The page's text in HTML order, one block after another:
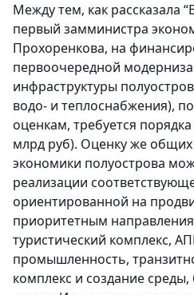
Между тем, как рассказала
первый замминистра
Прохоренкова, на
первоочередной
инфраструктуры
водо- и теплоснабжения),
оценкам, требуется
млрд руб). Оценку же общих
экономики полуострова
реализации
ориентированной на
приоритетным
туристический комплекс,
промышленность,
комплекс и создание